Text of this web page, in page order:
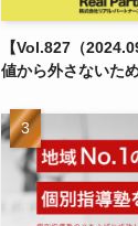
【Vol.827（
値から外さないた